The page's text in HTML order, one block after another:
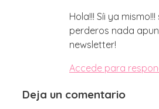
Hola!!! Síi ya
perderos nada
newsletter!
Accede para
Deja un comentario